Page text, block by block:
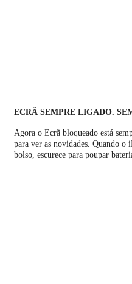
ECRÃ SEMPRE LIGADO.
Agora o Ecrã bloqueado está
para ver as novidades. Quando o
bolso, escurece para poupar